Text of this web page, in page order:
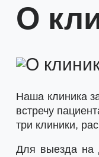
О
Наша клиника
встречу
три клиники,
Для выезда на